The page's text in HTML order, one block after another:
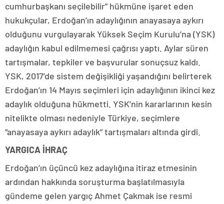
cumhurbaşkanı seçilebilir” hükmüne işaret eden
hukukçular, Erdoğan’ın adaylığının anayasaya aykırı
olduğunu vurgulayarak Yüksek Seçim Kurulu’na (YSK)
adaylığın kabul edilmemesi çağrısı yaptı. Aylar süren
tartışmalar, tepkiler ve başvurular sonuçsuz kaldı.
YSK, 2017’de sistem değişikliği yaşandığını belirterek
Erdoğan’ın 14 Mayıs seçimleri için adaylığının ikinci kez
adaylık olduğuna hükmetti. YSK’nin kararlarının kesin
nitelikte olması nedeniyle Türkiye, seçimlere
“anayasaya aykırı adaylık” tartışmaları altında girdi.
YARGICA İHRAÇ
Erdoğan’ın üçüncü kez adaylığına itiraz etmesinin
ardından hakkında soruşturma başlatılmasıyla
gündeme gelen yargıç Ahmet Çakmak ise resmi